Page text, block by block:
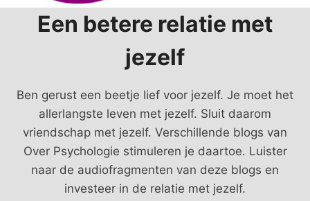
Een betere relatie met
jezelf
Ben gerust een beetje lief voor jezelf. Je moet het
allerlangste leven met jezelf. Sluit daarom
vriendschap met jezelf. Verschillende blogs van
Over Psychologie stimuleren je daartoe. Luister
naar de audiofragmenten van deze blogs en
investeer in de relatie met jezelf.